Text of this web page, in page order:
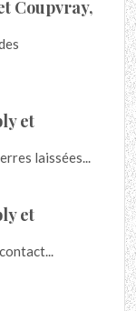
Coupvray,
et
laissées...
et